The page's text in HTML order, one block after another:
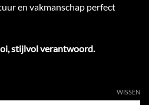
en vakmanschap perfect
stijlvol verantwoord.
WISSEN